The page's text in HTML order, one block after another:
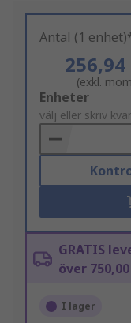
Antal (1
(exkl.
Add
to
Basket
Enheter
välj eller skriv
GRATIS
över
I lager